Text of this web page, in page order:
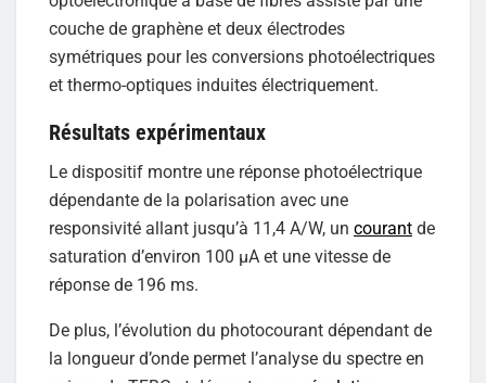
couche de graphène et deux électrodes
symétriques pour les conversions photoélectriques
et thermo-optiques induites électriquement.
Résultats expérimentaux
Le dispositif montre une réponse photoélectrique
dépendante de la polarisation avec une
responsivité allant jusqu’à 11,4 A/W, un courant de
saturation d’environ 100 µA et une vitesse de
réponse de 196 ms.
De plus, l’évolution du photocourant dépendant de
la longueur d’onde permet l’analyse du spectre en